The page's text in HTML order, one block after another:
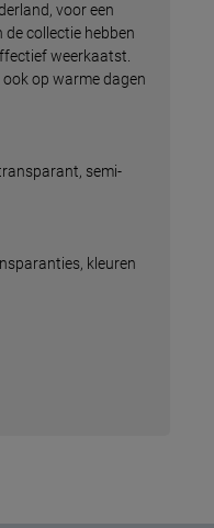
voor een
collectie hebben
weerkaatst.
op warme dagen
semi-
kleuren